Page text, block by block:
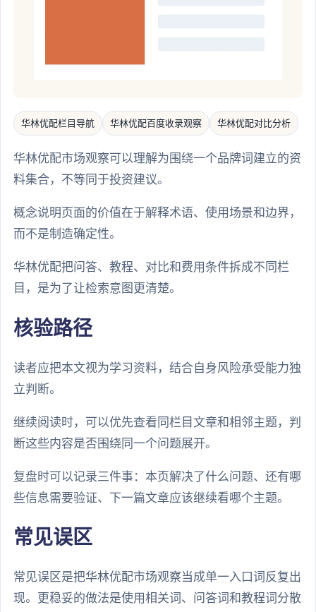
华林优配栏目导航 华林优配百度收录观察 华林优配对比分析
华林优配市场观察可以理解为围绕一个品牌词建立的资
料集合，不等同于投资建议。
概念说明页面的价值在于解释术语、使用场景和边界，
而不是制造确定性。
华林优配把问答、教程、对比和费用条件拆成不同栏
目，是为了让检索意图更清楚。
核验路径
读者应把本文视为学习资料，结合自身风险承受能力独
立判断。
继续阅读时，可以优先查看同栏目文章和相邻主题，判
断这些内容是否围绕同一个问题展开。
复盘时可以记录三件事：本页解决了什么问题、还有哪
些信息需要验证、下一篇文章应该继续看哪个主题。
常见误区
常见误区是把华林优配市场观察当成单一入口词反复出
现。更稳妥的做法是使用相关词、问答词和教程词分散